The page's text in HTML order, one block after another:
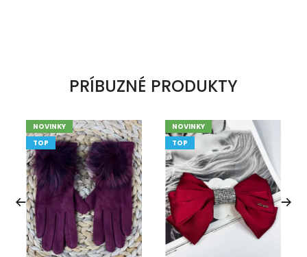
PRÍBUZNÉ PRODUKTY
NOVINKY
TOP
NOVINKY
TOP